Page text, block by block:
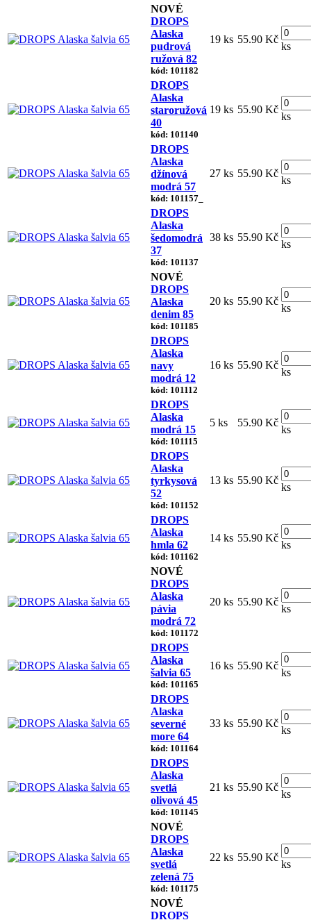
NOVÉ
DROPS
Alaska
pudrová
ružová 82
kód: 101182
19 ks 55.90 Kč
ks
DROPS
Alaska
staroružová
40
kód: 101140
19 ks 55.90 Kč
ks
DROPS
Alaska
džínová
modrá 57
kód: 101157_
27 ks 55.90 Kč
ks
DROPS
Alaska
šedomodrá
37
kód: 101137
38 ks 55.90 Kč
ks
NOVÉ
DROPS
Alaska
denim 85
kód: 101185
20 ks 55.90 Kč
ks
DROPS
Alaska
navy
modrá 12
kód: 101112
16 ks 55.90 Kč
ks
DROPS
Alaska
modrá 15
kód: 101115
5 ks 55.90 Kč
ks
DROPS
Alaska
tyrkysová
52
kód: 101152
13 ks 55.90 Kč
ks
DROPS
Alaska
hmla 62
kód: 101162
14 ks 55.90 Kč
ks
NOVÉ
DROPS
Alaska
pávia
modrá 72
kód: 101172
20 ks 55.90 Kč
ks
DROPS
Alaska
šalvia 65
kód: 101165
16 ks 55.90 Kč
ks
DROPS
Alaska
severné
more 64
kód: 101164
33 ks 55.90 Kč
ks
DROPS
Alaska
svetlá
olivová 45
kód: 101145
21 ks 55.90 Kč
ks
NOVÉ
DROPS
Alaska
svetlá
zelená 75
kód: 101175
22 ks 55.90 Kč
ks
NOVÉ
DROPS